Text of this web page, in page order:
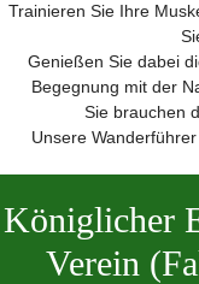
Trainieren Sie Ihre
Genießen Sie dabei
Begegnung mit der
Sie brauchen
Unsere
Königlicher
Verein